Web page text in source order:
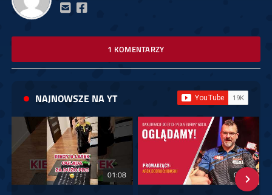
1 KOMENTARZY
NAJNOWSZE NA YT
01:08 00:00